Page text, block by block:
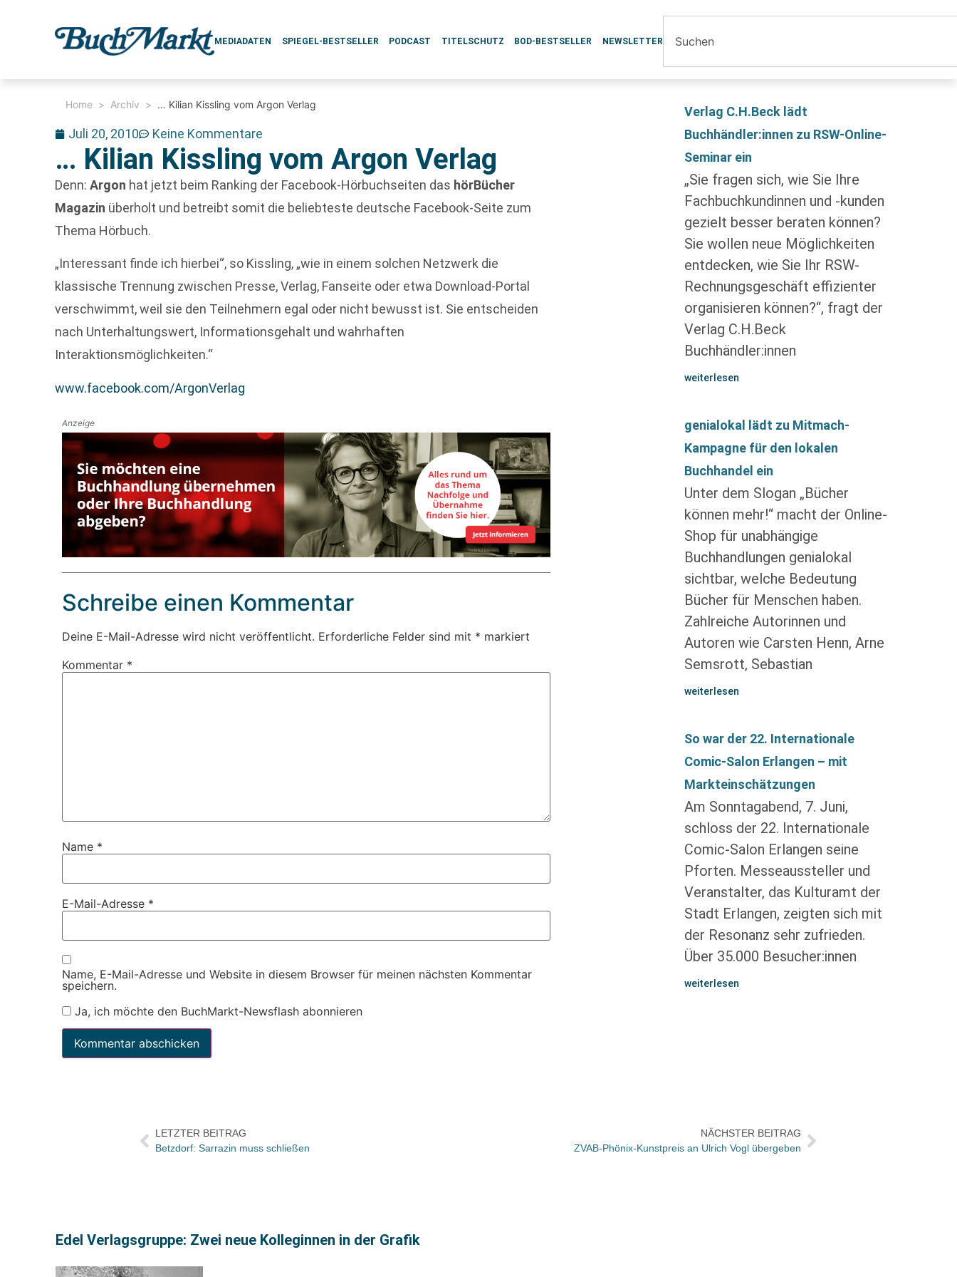
MEDIADATEN SPIEGEL-BESTSELLER PODCAST TITELSCHUTZ BOD-BESTSELLER NEWSLETTER
Home > Archiv > … Kilian Kissling vom Argon Verlag
Juli 20, 2010 Keine Kommentare
… Kilian Kissling vom Argon Verlag
Denn:Argon hat jetzt beim Ranking der Facebook-Hörbuchseiten das hörBücher
Magazin überholt und betreibt somit die beliebteste deutsche Facebook-Seite zum
Thema Hörbuch.
„Interessant finde ich hierbei“, so Kissling, „wie in einem solchen Netzwerk die
klassische Trennung zwischen Presse, Verlag, Fanseite oder etwa Download-Portal
verschwimmt, weil sie den Teilnehmern egal oder nicht bewusst ist. Sie entscheiden
nach Unterhaltungswert, Informationsgehalt und wahrhaften
Interaktionsmöglichkeiten.“
www.facebook.com/ArgonVerlag
Anzeige
Schreibe einen Kommentar
Deine E-Mail-Adresse wird nicht veröffentlicht. Erforderliche Felder sind mit * markiert
Kommentar *
Name *
E-Mail-Adresse *
Name, E-Mail-Adresse und Website in diesem Browser für meinen nächsten Kommentar
speichern.
Ja, ich möchte den BuchMarkt-Newsflash abonnieren
Verlag C.H.Beck lädt
Buchhändler:innen zu RSW-Online-
Seminar ein
„Sie fragen sich, wie Sie Ihre
Fachbuchkundinnen und -kunden
gezielt besser beraten können?
Sie wollen neue Möglichkeiten
entdecken, wie Sie Ihr RSW-
Rechnungsgeschäft effizienter
organisieren können?“, fragt der
Verlag C.H.Beck
Buchhändler:innen
weiterlesen
genialokal lädt zu Mitmach-
Kampagne für den lokalen
Buchhandel ein
Unter dem Slogan „Bücher
können mehr!“ macht der Online-
Shop für unabhängige
Buchhandlungen genialokal
sichtbar, welche Bedeutung
Bücher für Menschen haben.
Zahlreiche Autorinnen und
Autoren wie Carsten Henn, Arne
Semsrott, Sebastian
weiterlesen
So war der 22. Internationale
Comic-Salon Erlangen – mit
Markteinschätzungen
Am Sonntagabend, 7. Juni,
schloss der 22. Internationale
Comic-Salon Erlangen seine
Pforten. Messeaussteller und
Veranstalter, das Kulturamt der
Stadt Erlangen, zeigten sich mit
der Resonanz sehr zufrieden.
Über 35.000 Besucher:innen
weiterlesen
LETZTER BEITRAG
Betzdorf: Sarrazin muss schließen
NÄCHSTER BEITRAG
ZVAB-Phönix-Kunstpreis an Ulrich Vogl übergeben
Edel Verlagsgruppe: Zwei neue Kolleginnen in der Grafik